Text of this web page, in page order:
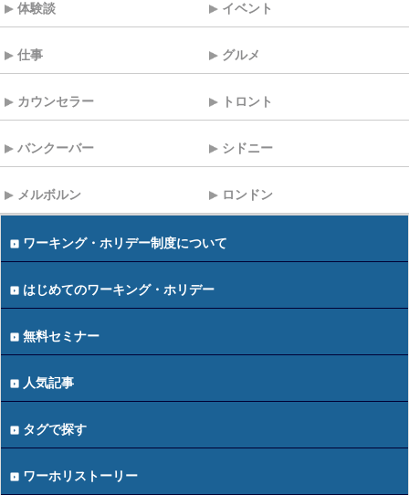
体験談 イベント
仕事 グルメ
カウンセラー トロント
バンクーバー シドニー
メルボルン ロンドン
ワーキング・ホリデー制度について
はじめてのワーキング・ホリデー
無料セミナー
人気記事
タグで探す
ワーホリストーリー